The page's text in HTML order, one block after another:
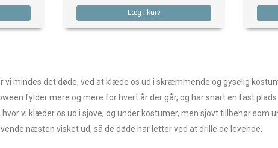
Læg i kurv
vi mindes det døde, ved at klæde os ud i skræmmende og gyselig
fylder mere og mere for hvert år der går, og har snart en fast
vi klæder os ud i sjove, og under kostumer, men sjovt tillbehør som
næsten visket ud, så de døde har letter ved at drille de levende.